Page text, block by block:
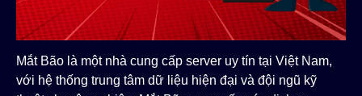
Mắt Bão là một nhà cung cấp server uy tín tại Việt Nam,
với hệ thống trung tâm dữ liệu hiện đại và đội ngũ kỹ